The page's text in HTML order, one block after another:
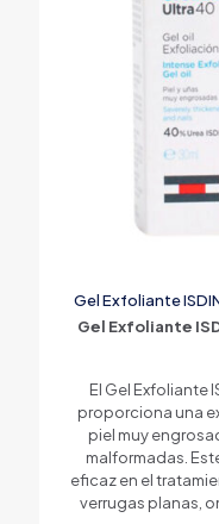
Gel Exfoliante
Gel Exfoliante
El Gel Exfoliante
proporciona una
piel muy
malformadas.
eficaz en el
verrugas planas,